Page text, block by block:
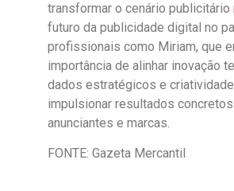
transformar o cenário publicitário
futuro da publicidade digital no
profissionais como Miriam, que
importância de alinhar inovação
dados estratégicos e
impulsionar resultados concretos
anunciantes e marcas.
FONTE: Gazeta Mercantil